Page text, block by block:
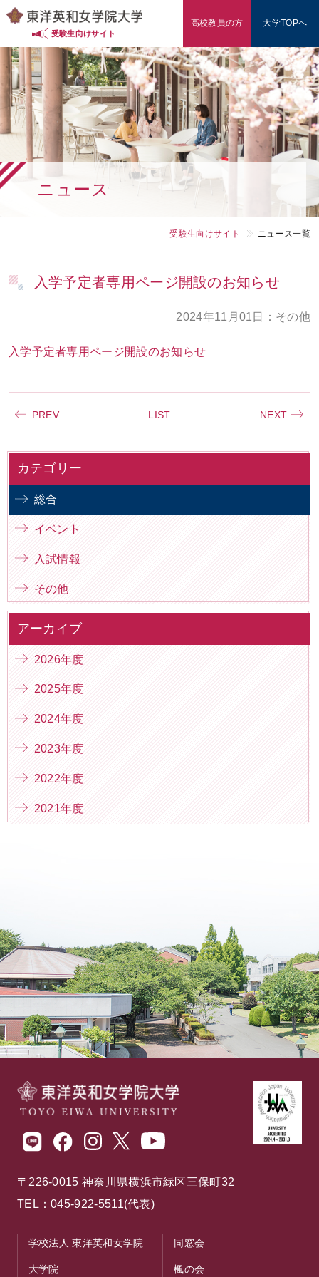
入試情報（東洋英和の多様な入試）
入試対策・データ
学費・奨学金
学部・学科
東洋英和を知る
大学TOPへ
受験生向けサイト
高校教員の方 大学TOPへ
ニュース
受験生向けサイト ニュース一覧
入学予定者専用ページ開設のお知らせ
2024年11月01日：その他
入学予定者専用ページ開設のお知らせ
PREV LIST NEXT
カテゴリー
総合
イベント
入試情報
その他
アーカイブ
2026年度
2025年度
2024年度
2023年度
2022年度
2021年度
〒226-0015 神奈川県横浜市緑区三保町32
TEL：045-922-5511(代表)
学校法人 東洋英和女学院
大学院
同窓会
楓の会